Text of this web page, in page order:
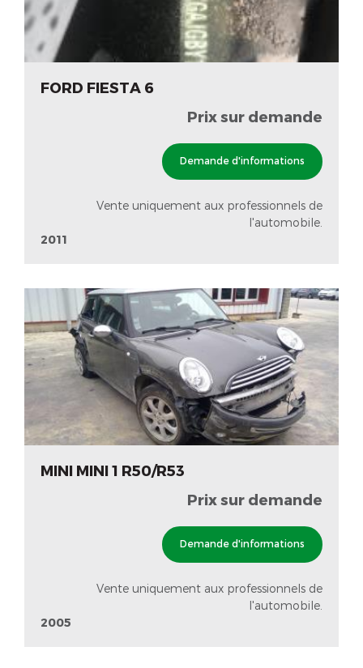
FORD FIESTA 6
Prix sur demande
Demande d'informations
Vente uniquement aux professionnels de
l'automobile.
2011
MINI MINI 1 R50/R53
Prix sur demande
Demande d'informations
Vente uniquement aux professionnels de
l'automobile.
2005